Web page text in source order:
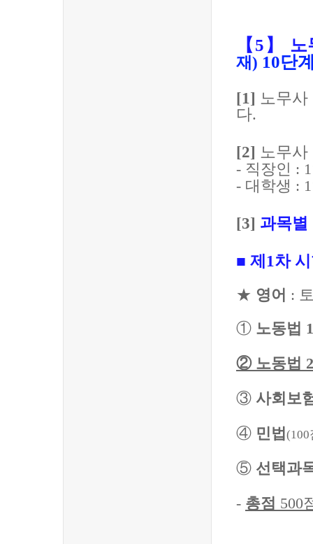
【 5 】
재) 10단
[1] 노무
다.
[2] 노무
- 직장인 : 1
- 대학생 : 1
[3] 과목별
■ 제 1차
★ 영어 :
① 노동법 1
② 노동법 2
③ 사회보
④ 민법 (100
⑤ 선택과
- 총점 500